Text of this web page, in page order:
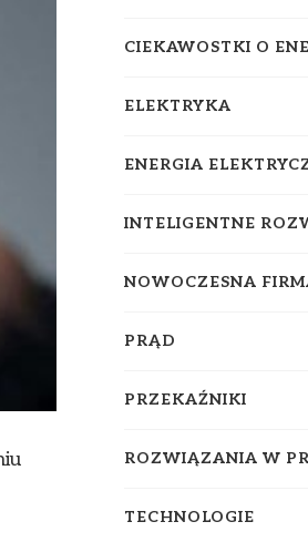
CIEKAWOSTKI O
ELEKTRYKA
ENERGIA
INTELIGENTNE
NOWOCZESNA
PRĄD
PRZEKAŹNIKI
ROZWIĄZANIA W
TECHNOLOGIE